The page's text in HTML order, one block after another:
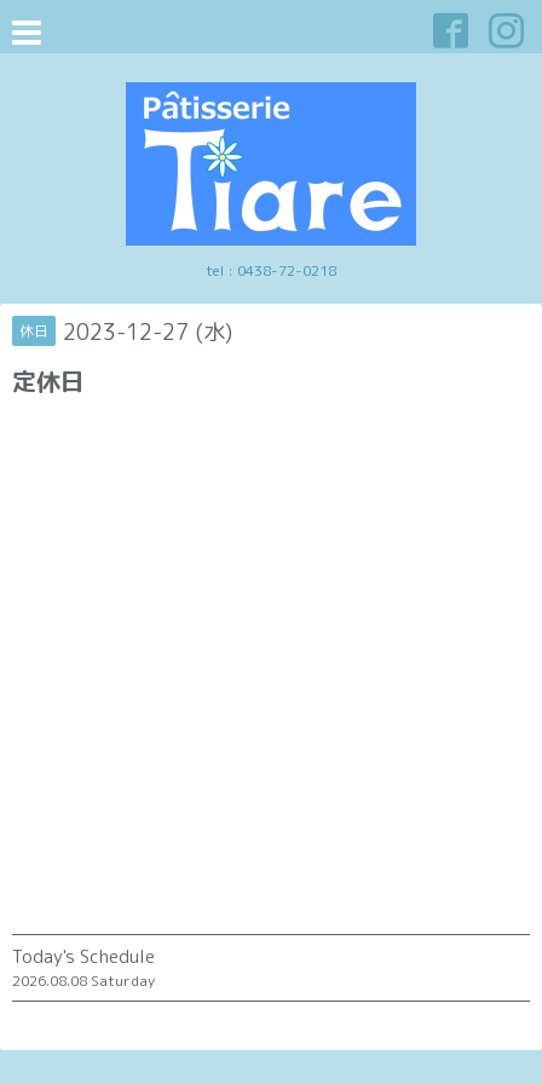
tel : 0438-72-0218
休日 2023-12-27 (水)
定休日
Today's Schedule
2026.08.08 Saturday